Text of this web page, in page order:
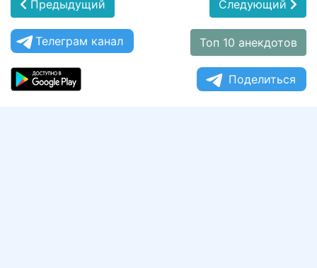
Предыдущий Следующий
Телеграм канал Топ 10 анекдотов
Поделиться